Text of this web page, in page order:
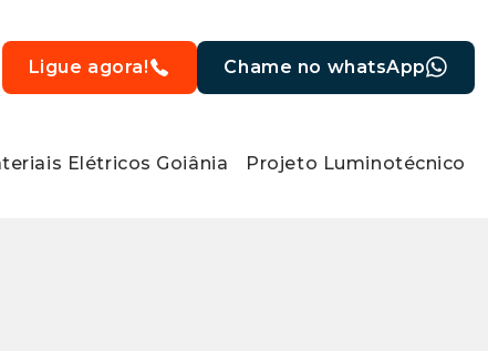
Ligue agora! Chame no whatsApp
Elétricos Goiânia Projeto Luminotécnico